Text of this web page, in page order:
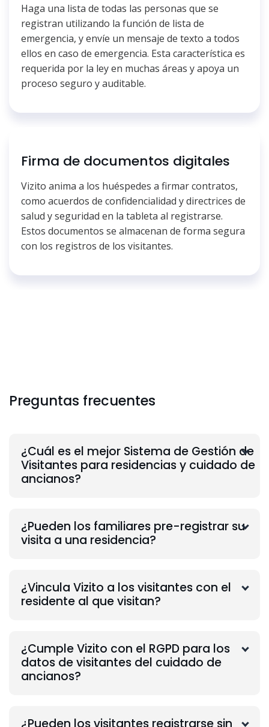
Haga una lista de todas las personas que se
registran utilizando la función de lista de
emergencia, y envíe un mensaje de texto a todos
ellos en caso de emergencia. Esta característica es
requerida por la ley en muchas áreas y apoya un
proceso seguro y auditable.
Firma de documentos digitales
Vizito anima a los huéspedes a firmar contratos,
como acuerdos de confidencialidad y directrices de
salud y seguridad en la tableta al registrarse.
Estos documentos se almacenan de forma segura
con los registros de los visitantes.
Preguntas frecuentes
¿Cuál es el mejor Sistema de Gestión de
Visitantes para residencias y cuidado de
ancianos?
¿Pueden los familiares pre-registrar su
visita a una residencia?
¿Vincula Vizito a los visitantes con el
residente al que visitan?
¿Cumple Vizito con el RGPD para los
datos de visitantes del cuidado de
ancianos?
¿Pueden los visitantes registrarse sin